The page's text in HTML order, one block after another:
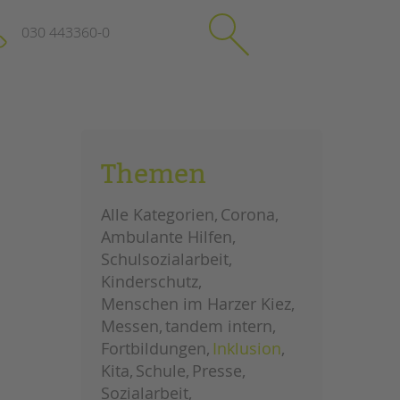
Impressum
Datenschutz
Hinweisgebersystem
Intranet
schließen
030 443360-0
SuchenThemen
Alle Kategorien Corona
Ambulante Hilfen
Schulsozialarbeit
Kinderschutz
Menschen im Harzer Kiez
Messen tandem intern
Fortbildungen Inklusion
Kita Schule Presse
Sozialarbeit